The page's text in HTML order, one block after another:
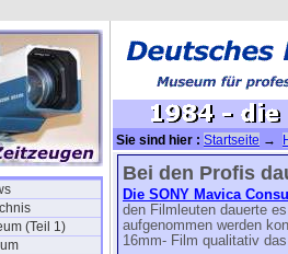
(Teil 1)
Sie sind hier : Startseite →
Bei den Profis
Die SONY Mavica
den Filmleuten dauerte
aufgenommen werden
16mm- Film qualitativ